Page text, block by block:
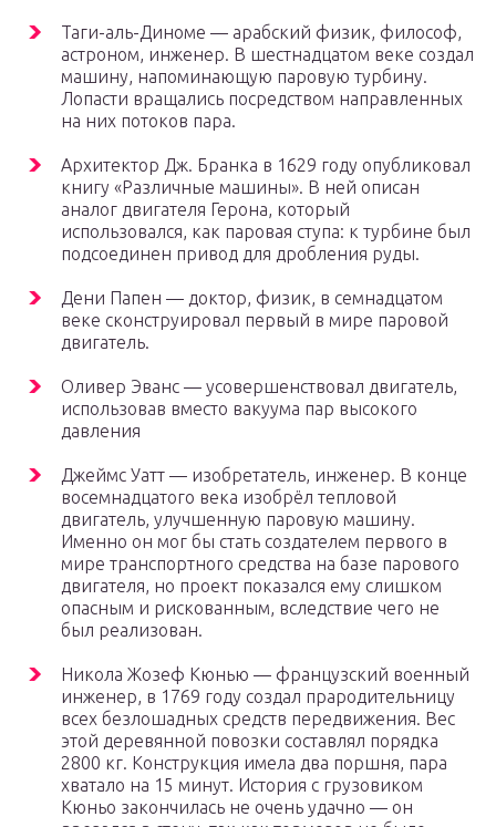
Таги-аль-Диноме — арабский физик, философ,
астроном, инженер. В шестнадцатом веке создал
машину, напоминающую паровую турбину.
Лопасти вращались посредством направленных
на них потоков пара.
Архитектор Дж. Бранка в 1629 году опубликовал
книгу «Различные машины». В ней описан
аналог двигателя Герона, который
использовался, как паровая ступа: к турбине был
подсоединен привод для дробления руды.
Дени Папен — доктор, физик, в семнадцатом
веке сконструировал первый в мире паровой
двигатель.
Оливер Эванс — усовершенствовал двигатель,
использовав вместо вакуума пар высокого
давления
Джеймс Уатт — изобретатель, инженер. В конце
восемнадцатого века изобрёл тепловой
двигатель, улучшенную паровую машину.
Именно он мог бы стать создателем первого в
мире транспортного средства на базе парового
двигателя, но проект показался ему слишком
опасным и рискованным, вследствие чего не
был реализован.
Никола Жозеф Кюнью — французский военный
инженер, в 1769 году создал прародительницу
всех безлошадных средств передвижения. Вес
этой деревянной повозки составлял порядка
2800 кг. Конструкция имела два поршня, пара
хватало на 15 минут. История с грузовиком
Кюньо закончилась не очень удачно — он